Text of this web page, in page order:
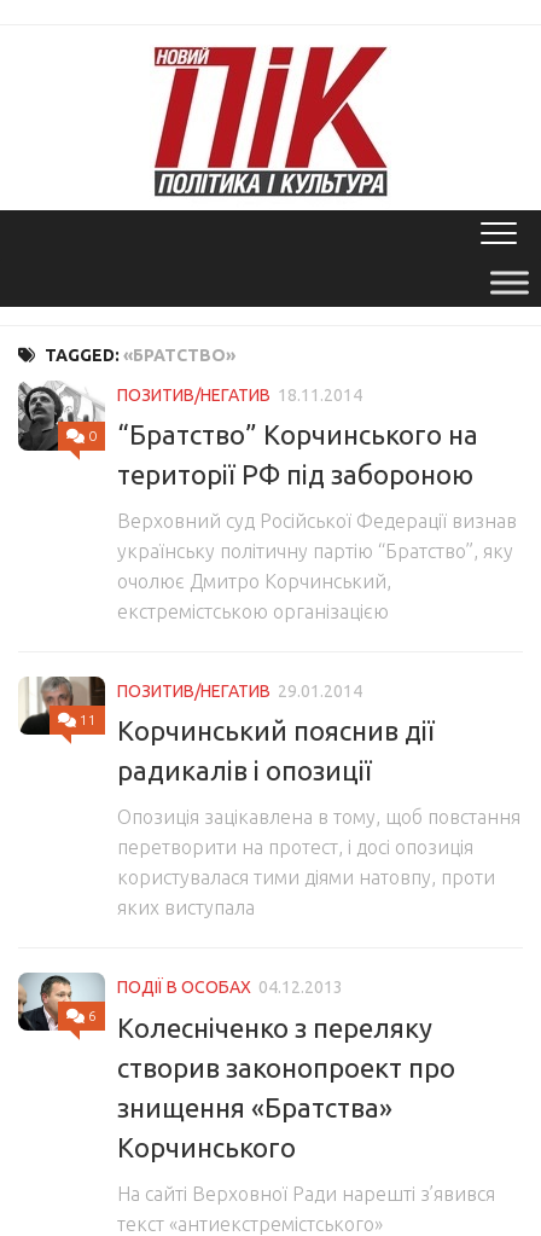
TAGGED: «БРАТСТВО»
0
ПОЗИТИВ/НЕГАТИВ 18.11.2014
“Братство” Корчинського на
території РФ під забороною
Верховний суд Російської Федерації визнав
українську політичну партію “Братство”, яку
очолює Дмитро Корчинський,
екстремістською організацією
11
ПОЗИТИВ/НЕГАТИВ 29.01.2014
Корчинський пояснив дії
радикалів і опозиції
Опозиція зацікавлена в тому, щоб повстання
перетворити на протест, і досі опозиція
користувалася тими діями натовпу, проти
яких виступала
6
ПОДІЇ В ОСОБАХ 04.12.2013
Колесніченко з переляку
створив законопроект про
знищення «Братства»
Корчинського
На сайті Верховної Ради нарешті з’явився
текст «антиекстремістського»